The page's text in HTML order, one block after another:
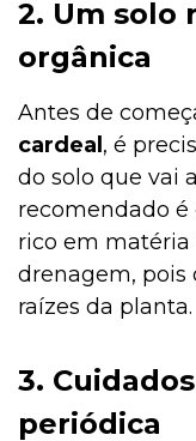
2. Um solo
orgânica
Antes de
cardeal , é
do solo que vai
recomendado
rico em matéria
drenagem, pois
raízes da planta.
3.
periódica